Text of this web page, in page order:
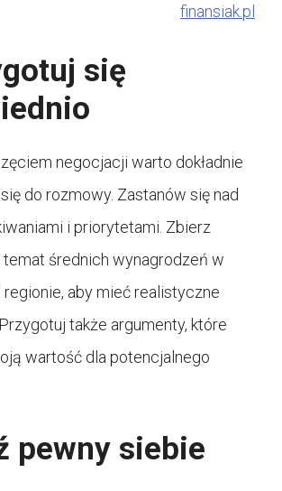
finansiak.pl
się
negocjacji warto dokładnie
do rozmowy. Zastanów się nad
i priorytetami. Zbierz
temat średnich wynagrodzeń w
regionie, aby mieć realistyczne
także argumenty, które
wartość dla potencjalnego
pewny siebie